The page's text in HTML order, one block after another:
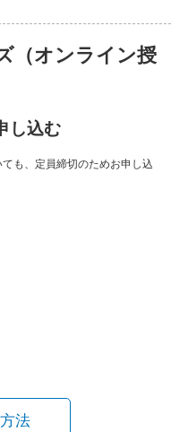
（オンライン授
し込む
も、定員締切のためお申し込
法